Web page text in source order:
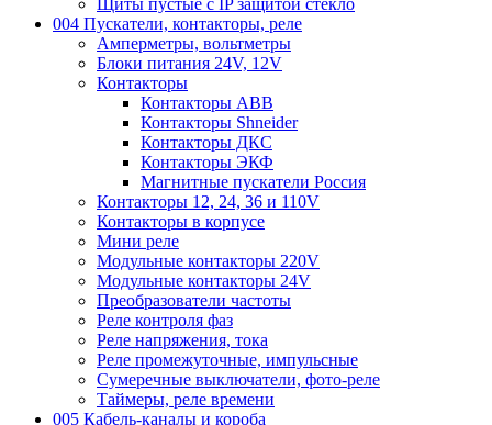
Щиты пустые с IP защитой стекло
004 Пускатели, контакторы, реле
Амперметры, вольтметры
Блоки питания 24V, 12V
Контакторы
Контакторы ABB
Контакторы Shneider
Контакторы ДКС
Контакторы ЭКФ
Магнитные пускатели Россия
Контакторы 12, 24, 36 и 110V
Контакторы в корпусе
Мини реле
Модульные контакторы 220V
Модульные контакторы 24V
Преобразователи частоты
Реле контроля фаз
Реле напряжения, тока
Реле промежуточные, импульсные
Сумеречные выключатели, фото-реле
Таймеры, реле времени
005 Кабель-каналы и короба